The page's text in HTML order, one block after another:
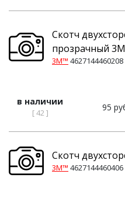
Скотч
прозрачный 3M
3M™ 4627144460208
в наличии
[ 42 ]
95
Скотч
3M™ 4627144460406